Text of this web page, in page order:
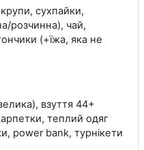
сухпайки,
розчинна), чай,
(+їжа, яка не
взуття 44+
теплий одяг
power bank, турнікети